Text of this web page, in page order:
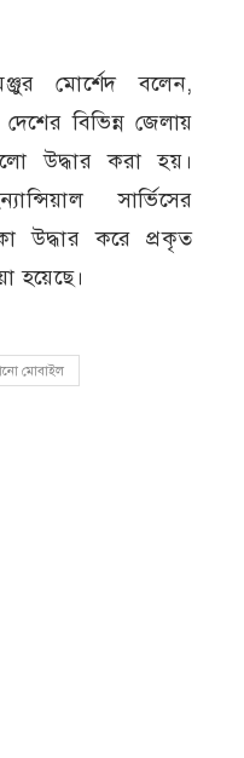
মোর্শেদ বলেন,
বিভিন্ন জেলায়
উদ্ধার করা হয়।
সার্ভিসের
উদ্ধার করে প্রকৃত
হয়েছে।
মোবাইল